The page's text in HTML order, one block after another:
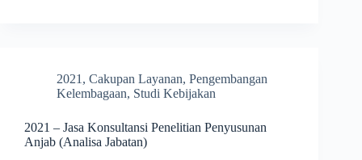
2021 , Cakupan Layanan, Pengembangan
Kelembagaan, Studi Kebijakan
2021 – Jasa Konsultansi Penelitian Penyusunan
Anjab (Analisa Jabatan)